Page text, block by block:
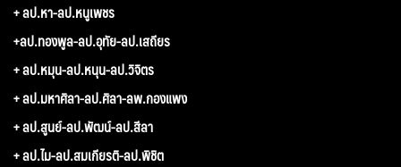
+ ลป.หา-ลป.หนูเพชร
+ลป.ทองพูล-ลป.อุทัย-ลป.เสถียร
+ ลป.หมุน-ลป.หนุน-ลป.วิจิตร
+ ลป.มหาศิลา-ลป.ศิลา-ลพ.กองแพง
+ ลป.สูนย์-ลป.พัฒน์-ลป.สีลา
+ ลป.ไม-ลป.สมเกียรติ-ลป.พิชิต